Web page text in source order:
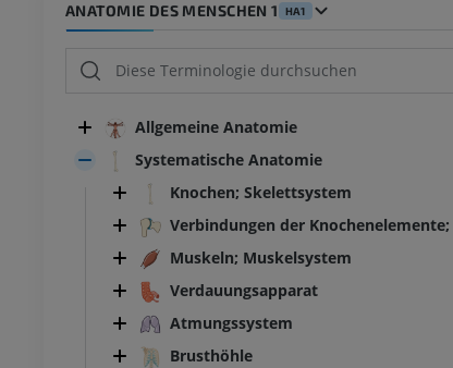
ANATOMIE DES MENSCHEN 1 HA1
Allgemeine Anatomie
Systematische Anatomie
Knochen; Skelettsystem
Verbindungen der
Muskeln; Muskelsystem
Verdauungsapparat
Atmungssystem
Brusthöhle